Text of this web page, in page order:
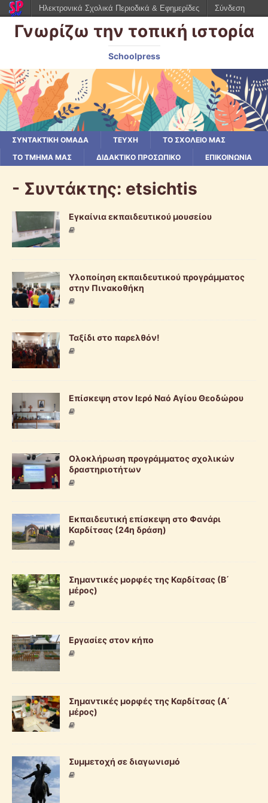
Γνωρίζω την τοπική ιστορία
Schoolpress
ΣΥΝΤΑΚΤΙΚΗ ΟΜΑΔΑ ΤΕΥΧΗ
ΤΟ ΣΧΟΛΕΙΟ ΜΑΣ
ΤΟ ΤΜΗΜΑ ΜΑΣ
ΔΙΔΑΚΤΙΚΟ ΠΡΟΣΩΠΙΚΟ ΕΠΙΚΟΙΝΩΝΙΑ
- Συντάκτης: etsichtis
Εγκαίνια εκπαιδευτικού μουσείου
Υλοποίηση εκπαιδευτικού προγράμματος
στην Πινακοθήκη
Ταξίδι στο παρελθόν!
Επίσκεψη στον Ιερό Ναό Αγίου Θεοδώρου
Ολοκλήρωση προγράμματος σχολικών
δραστηριοτήτων
Εκπαιδευτική επίσκεψη στο Φανάρι
Καρδίτσας (24η δράση)
Σημαντικές μορφές της Καρδίτσας (Β΄
μέρος)
Εργασίες στον κήπο
Σημαντικές μορφές της Καρδίτσας (Α΄
μέρος)
Συμμετοχή σε διαγωνισμό
Ηλεκτρονικά Σχολικά Περιοδικά & Εφημερίδες Σύνδεση